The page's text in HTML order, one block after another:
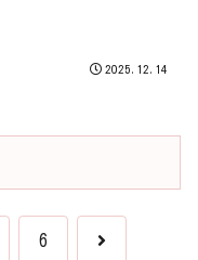
2025.12.14
6 次